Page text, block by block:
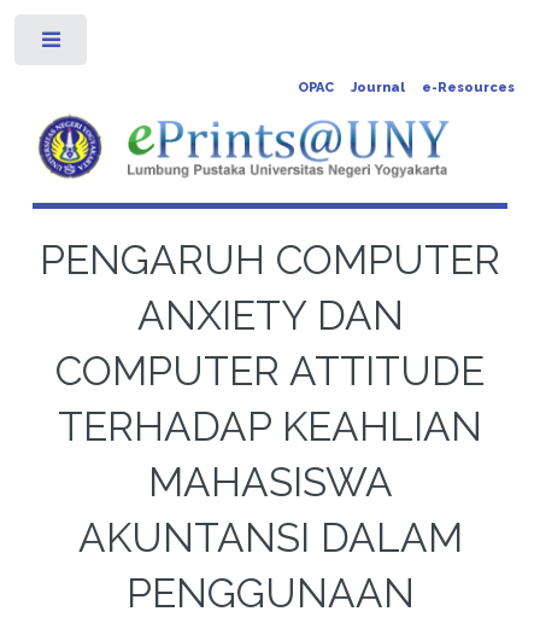
OPAC Journal e-Resources
PENGARUH COMPUTER
ANXIETY DAN
COMPUTER ATTITUDE
TERHADAP KEAHLIAN
MAHASISWA
AKUNTANSI DALAM
PENGGUNAAN